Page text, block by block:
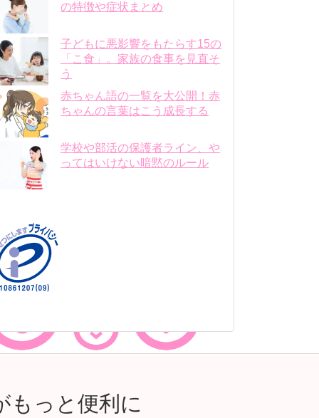
の特徴や症状まとめ
子どもに悪影響をもたらす15の
「こ食」。家族の食事を見直そ
う
赤ちゃん語の一覧を大公開！赤
ちゃんの言葉はこう成長する
学校や部活の保護者ライン、や
ってはいけない暗黙のルール
もっと便利に